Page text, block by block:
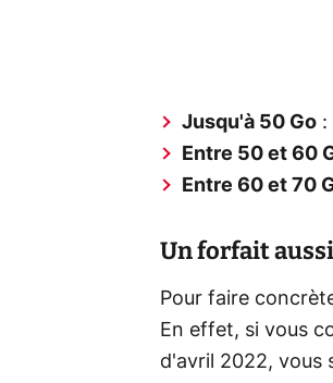
Jusqu'à 50 Go :
Entre 50 et 60
Entre 60 et 70
Un forfait
Pour faire
En effet, si vous
d'avril 2022, vous